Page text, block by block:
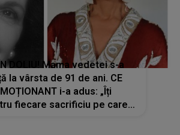
DOLIU! Mama vedetei s-a
la vârsta de 91 de ani. CE
i-a adus: „Îți
fiecare sacrificiu pe care l-